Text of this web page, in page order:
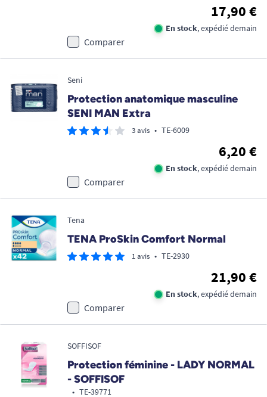
17,90 €
En stock, expédié demain
Comparer
Seni
Protection anatomique masculine
SENI MAN Extra
3 avis • TE-6009
6,20 €
En stock, expédié demain
Comparer
Tena
TENA ProSkin Comfort Normal
1 avis • TE-2930
21,90 €
En stock, expédié demain
Comparer
SOFFISOF
Protection féminine - LADY NORMAL
- SOFFISOF
• TE-39771